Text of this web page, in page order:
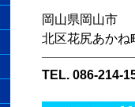
岡山県岡山市
北区花尻あかね
TEL. 086-214-